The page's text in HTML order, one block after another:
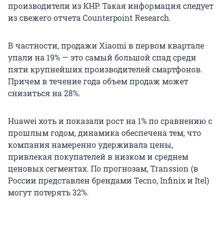
производители из КНР. Такая информация следует
из свежего отчета Counterpoint Research.
В частности, продажи Xiaomi в первом квартале
упали на 19% — это самый большой спад среди
пяти крупнейших производителей смартфонов.
Причем в течение года объем продаж может
снизиться на 28%.
Huawei хоть и показали рост на 1% по сравнению с
прошлым годом, динамика обеспечена тем, что
компания намеренно удерживала цены,
привлекая покупателей в низком и среднем
ценовых сегментах. По прогнозам, Transsion (в
России представлен брендами Tecno, Infinix и Itel)
могут потерять 32%.